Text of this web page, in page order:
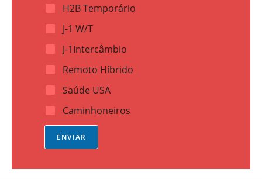
H2B Temporário
J-1 W/T
J-1Intercâmbio
Remoto Híbrido
Saúde USA
Caminhoneiros
ENVIAR